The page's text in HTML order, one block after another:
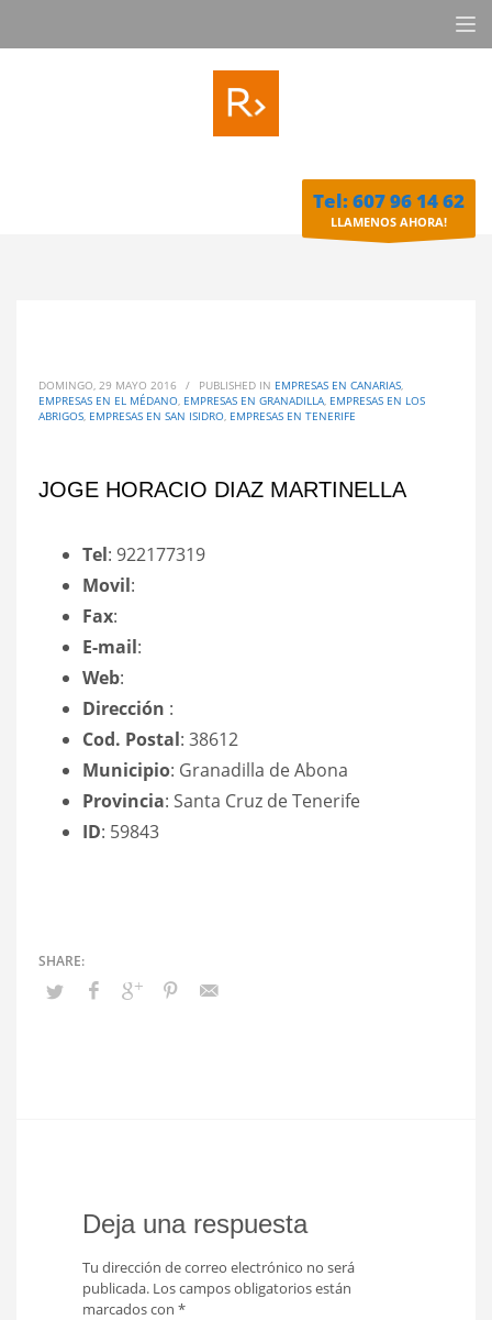
Tel: 607 96 14 62
LLAMENOS AHORA!
DOMINGO, 29 MAYO 2016 / PUBLISHED IN EMPRESAS EN CANARIAS,
EMPRESAS EN EL MÉDANO, EMPRESAS EN GRANADILLA, EMPRESAS EN LOS
ABRIGOS, EMPRESAS EN SAN ISIDRO, EMPRESAS EN TENERIFE
JOGE HORACIO DIAZ MARTINELLA
Tel: 922177319
Movil:
Fax:
E-mail:
Web:
Dirección :
Cod. Postal: 38612
Municipio: Granadilla de Abona
Provincia: Santa Cruz de Tenerife
ID: 59843
Deja una respuesta
Tu dirección de correo electrónico no será
publicada. Los campos obligatorios están
marcados con *